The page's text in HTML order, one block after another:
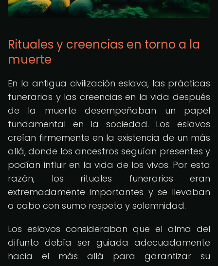
Rituales y creencias en torno a la
muerte
En la antigua civilización eslava, las prácticas
funerarias y las creencias en la vida después
de la muerte desempeñaban un papel
fundamental en la sociedad. Los eslavos
creían firmemente en la existencia de un más
allá, donde los ancestros seguían presentes y
podían influir en la vida de los vivos. Por esta
razón, los rituales funerarios eran
extremadamente importantes y se llevaban
a cabo con sumo respeto y solemnidad.
Los eslavos consideraban que el alma del
difunto debía ser guiada adecuadamente
hacia el más allá para garantizar su